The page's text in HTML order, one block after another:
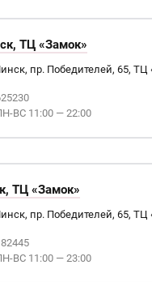
ТЦ «Замок»
пр. Победителей, 65, ТЦ
ВС 11:00 — 22:00
ТЦ «Замок»
пр. Победителей, 65, ТЦ
ВС 11:00 — 23:00